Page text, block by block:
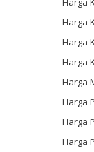
Harga
Harga
Harga
Harga
Harga
Harga
Harga